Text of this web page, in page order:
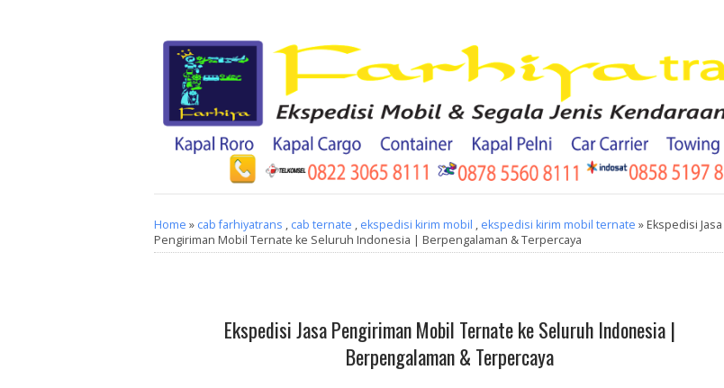
Home » cab farhiyatrans , cab ternate , ekspedisi kirim mobil , ekspedisi kirim mobil ternate » Ekspedisi Jasa
Pengiriman Mobil Ternate ke Seluruh Indonesia | Berpengalaman & Terpercaya
Ekspedisi Jasa Pengiriman Mobil Ternate ke Seluruh Indonesia |
Berpengalaman & Terpercaya